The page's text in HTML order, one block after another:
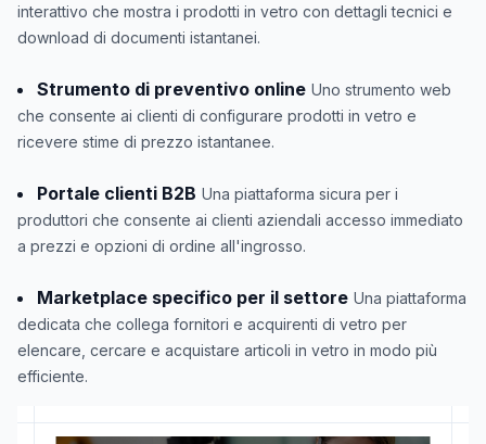
interattivo che mostra i prodotti in vetro con dettagli tecnici e
download di documenti istantanei.
Strumento di preventivo online Uno strumento web
che consente ai clienti di configurare prodotti in vetro e
ricevere stime di prezzo istantanee.
Portale clienti B2B Una piattaforma sicura per i
produttori che consente ai clienti aziendali accesso immediato
a prezzi e opzioni di ordine all'ingrosso.
Marketplace specifico per il settore Una piattaforma
dedicata che collega fornitori e acquirenti di vetro per
elencare, cercare e acquistare articoli in vetro in modo più
efficiente.